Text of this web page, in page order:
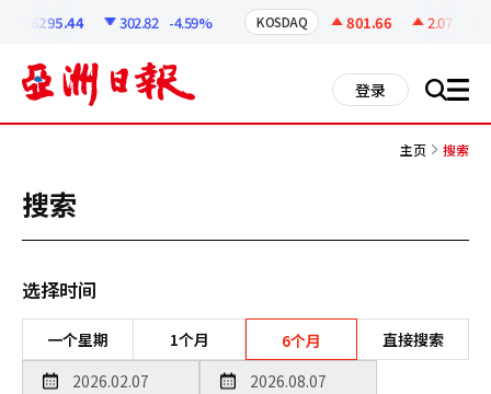
6295.44 302.82 -4.59% KOSDAQ 801.66 2.07
登录 搜 all
主页 搜索
搜索
选择时间
一个星期 1个月 6个月 直接搜索